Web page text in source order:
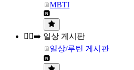
MBTI
🏃‍♀️‍➡️ 일상 게시판
일상/루틴 게시판